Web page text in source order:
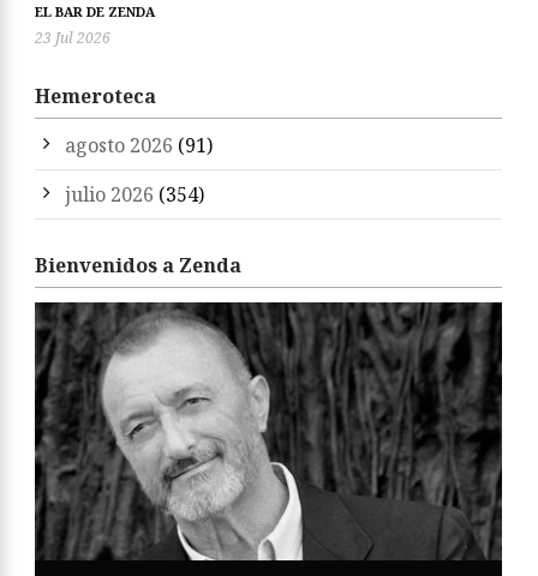
EL BAR DE ZENDA
23 Jul 2026
Hemeroteca
agosto 2026 (91)
julio 2026 (354)
Bienvenidos a Zenda